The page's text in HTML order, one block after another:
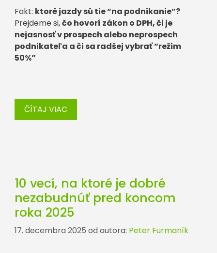
Fakt: ktoré jazdy sú tie “na podnikanie”?
Prejdeme si,čo hovorí zákon o DPH, či je
nejasnosť v prospech alebo neprospech
podnikateľa a či sa radšej vybrať “režim
50%”
ČÍTAJ VIAC
10 vecí, na ktoré je dobré
nezabudnúť pred koncom
roka 2025
17. decembra 2025 od autora: Peter Furmaník